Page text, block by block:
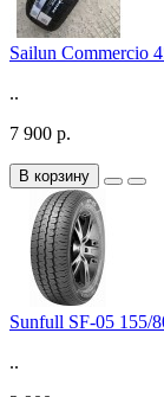
Sailun Commercio
..
7 900 р.
В корзину
Sunfull SF-05 155/
..